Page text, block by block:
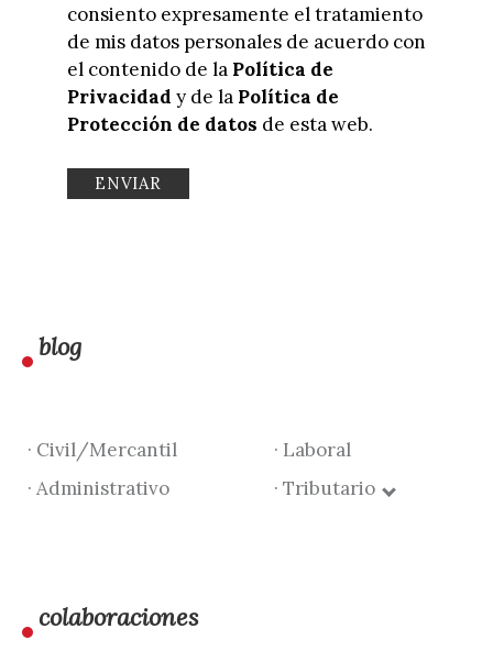
consiento expresamente el tratamiento
de mis datos personales de acuerdo con
el contenido de la Política de
Privacidad y de la Política de
Protección de datos de esta web.
blog
· Civil/Mercantil
· Laboral
· Administrativo
· Tributario
colaboraciones